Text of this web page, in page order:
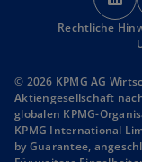
i
r
i
Rechtliche
© 2026 KPMG AG
Aktiengesellschaft
globalen KPMG-
KPMG International
by Guarantee,